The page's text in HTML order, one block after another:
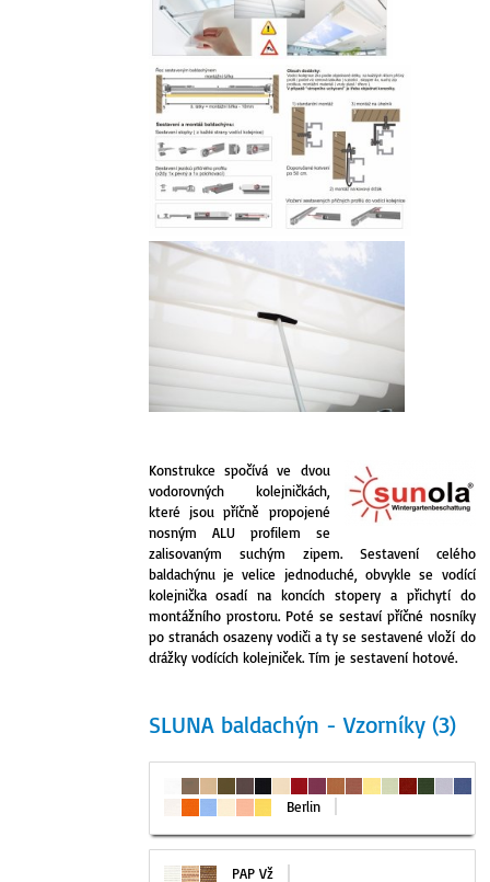
Konstrukce spočívá ve dvou
vodorovných kolejničkách,
které jsou příčně propojené
nosným ALU profilem se
zalisovaným suchým zipem. Sestavení celého
baldachýnu je velice jednoduché, obvykle se vodící
kolejnička osadí na koncích stopery a přichytí do
montážního prostoru. Poté se sestaví příčné nosníky
po stranách osazeny vodiči a ty se sestavené vloží do
drážky vodících kolejniček. Tím je sestavení hotové.
SLUNA baldachýn - Vzorníky (3)
Berlin
PAP Vž